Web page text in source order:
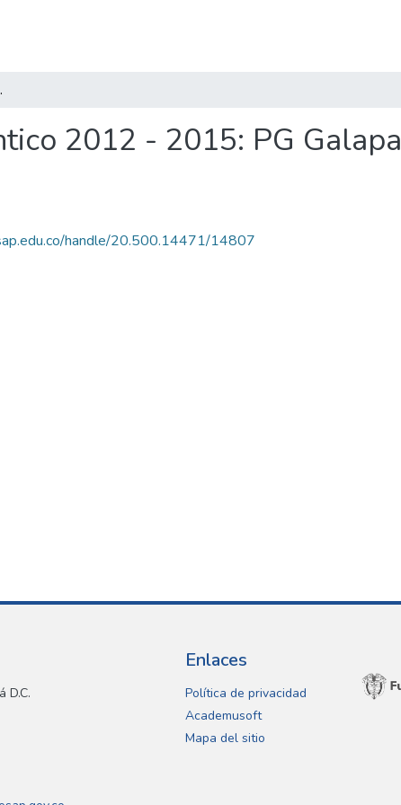
2012 - 2015
2012 - 2015: PG Galapa
handle/20.500.14471/14807
D.C.
Enlaces
Política de privacidad
Academusoft
Mapa del sitio